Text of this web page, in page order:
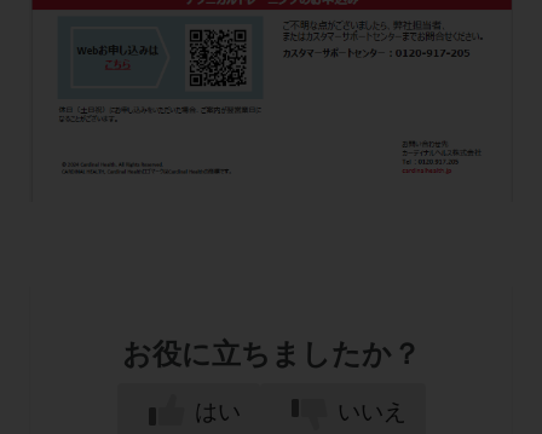
お役に立ちましたか？
はい いいえ